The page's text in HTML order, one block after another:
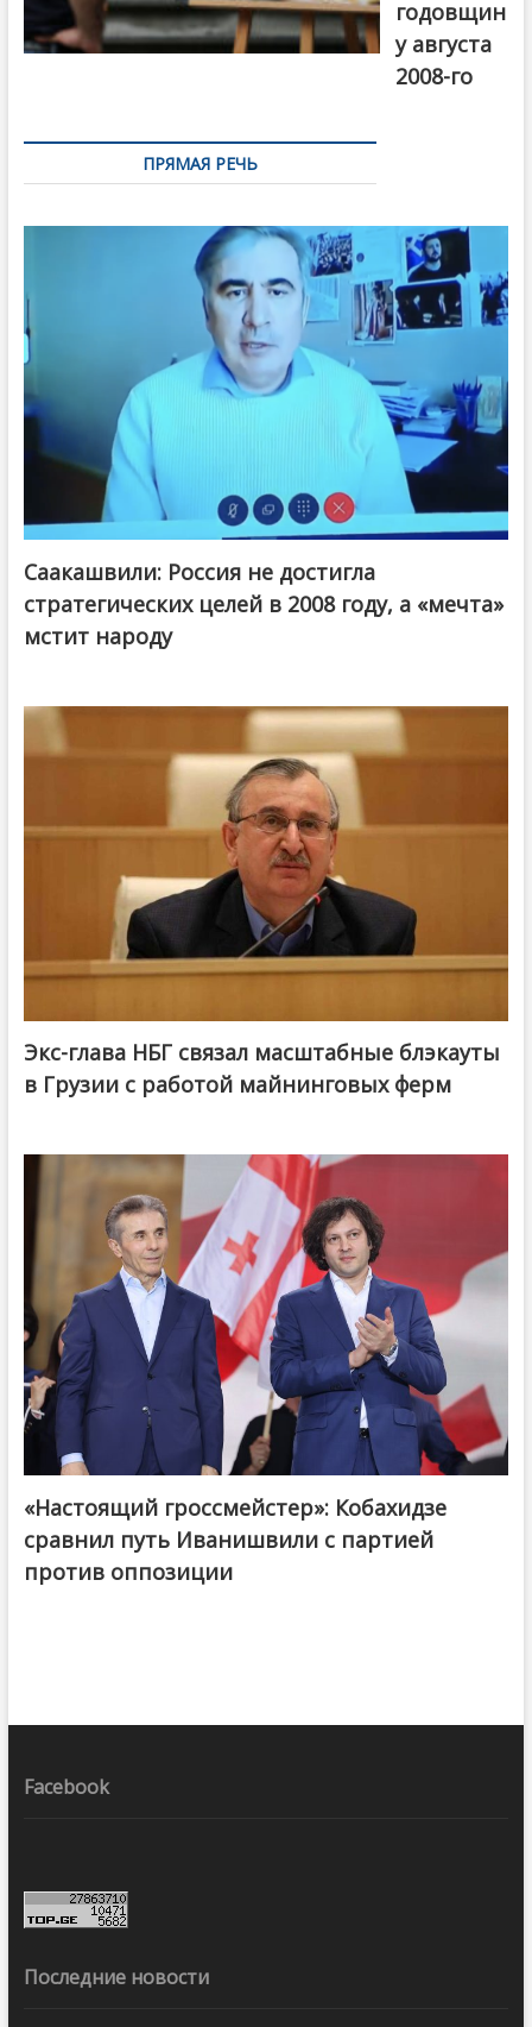
годовщин
у августа
2008-го
ПРЯМАЯ РЕЧЬ
Саакашвили: Россия не достигла
стратегических целей в 2008 году, а «мечта»
мстит народу
Экс-глава НБГ связал масштабные блэкауты
в Грузии с работой майнинговых ферм
@ქართული ოცნება / Georgian Dream
«Настоящий гроссмейстер»: Кобахидзе
сравнил путь Иванишвили с партией
против оппозиции
Facebook
Последние новости